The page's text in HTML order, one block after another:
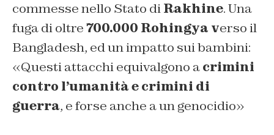
commesse nello Stato diRakhine. Una
fuga di oltre700.000 Rohingya verso il
Bangladesh, ed un impatto sui bambini:
«Questi attacchi equivalgono acrimini
contro l’umanità e crimini di
guerra, e forse anche a un genocidio»